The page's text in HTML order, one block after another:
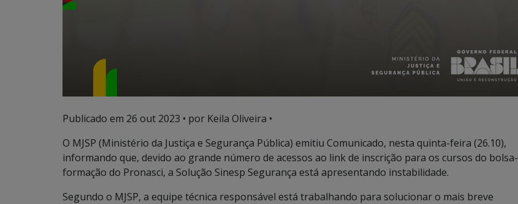
Publicado em 26 out 2023 • por Keila Oliveira •
O MJSP (Ministério da Justiça e Segurança Pública) emitiu Comunicado, nesta quinta-feira (26.10),
informando que, devido ao grande número de acessos ao link de inscrição para os cursos do bolsa-
formação do Pronasci, a Solução Sinesp Segurança está apresentando instabilidade.
Segundo o MJSP, a equipe técnica responsável está trabalhando para solucionar o mais breve